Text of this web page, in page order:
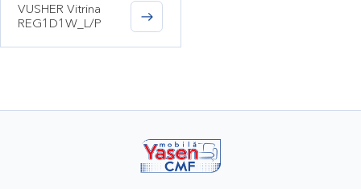
VUSHER Vitrina
REG1D1W_L/P